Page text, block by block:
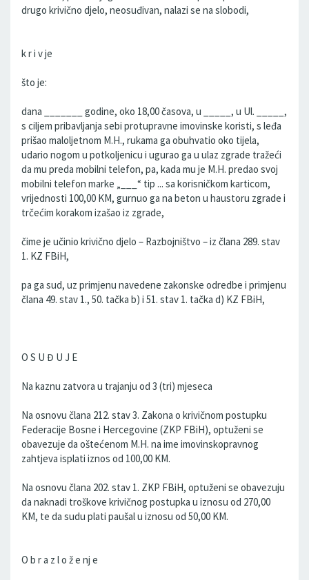
drugo krivično djelo, neosuđivan, nalazi se na slobodi,
k r i v je
što je:
dana _______ godine, oko 18,00 časova, u _____, u Ul. _____,
s ciljem pribavljanja sebi protupravne imovinske koristi, s leđa
prišao maloljetnom M.H., rukama ga obuhvatio oko tijela,
udario nogom u potkoljenicu i ugurao ga u ulaz zgrade tražeći
da mu preda mobilni telefon, pa, kada mu je M.H. predao svoj
mobilni telefon marke „___“ tip ... sa korisničkom karticom,
vrijednosti 100,00 KM, gurnuo ga na beton u haustoru zgrade i
trčećim korakom izašao iz zgrade,
čime je učinio krivično djelo – Razbojništvo – iz člana 289. stav
1. KZ FBiH,
pa ga sud, uz primjenu navedene zakonske odredbe i primjenu
člana 49. stav 1., 50. tačka b) i 51. stav 1. tačka d) KZ FBiH,
O S U Đ U J E
Na kaznu zatvora u trajanju od 3 (tri) mjeseca
Na osnovu člana 212. stav 3. Zakona o krivičnom postupku
Federacije Bosne i Hercegovine (ZKP FBiH), optuženi se
obavezuje da oštećenom M.H. na ime imovinskopravnog
zahtjeva isplati iznos od 100,00 KM.
Na osnovu člana 202. stav 1. ZKP FBiH, optuženi se obavezuju
da naknadi troškove krivičnog postupka u iznosu od 270,00
KM, te da sudu plati paušal u iznosu od 50,00 KM.
O b r a z l o ž e nj e